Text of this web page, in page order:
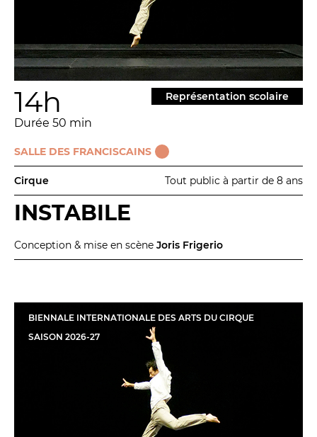
Étudiant
Entreprise
Entre amis, entre collègues
Acteur des secteurs social,
En situation de handicap
PRATIQUEZ...
Le Lab'Oratoire[cours d’oralité]
LES ACTIONS PÉDAGOGIQUES
Les Spectacles itinérants
Autour des spectacles
14h
Durée 50 min
Représentation scolaire
SALLE DES FRANCISCAINS
Cirque Tout public à partir de 8 ans
INSTABILE
Conception & mise en scène Joris Frigerio
BIENNALE INTERNATIONALE DES ARTS DU CIRQUE
SAISON 2026-27